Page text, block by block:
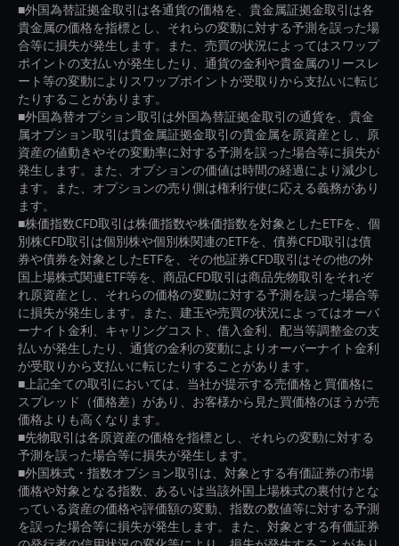
■外国為替証拠金取引は各通貨の価格を、貴金属証拠金取引は各
貴金属の価格を指標とし、それらの変動に対する予測を誤った場
合等に損失が発生します。また、売買の状況によってはスワップ
ポイントの支払いが発生したり、通貨の金利や貴金属のリースレ
ート等の変動によりスワップポイントが受取りから支払いに転じ
たりすることがあります。
■外国為替オプション取引は外国為替証拠金取引の通貨を、貴金
属オプション取引は貴金属証拠金取引の貴金属を原資産とし、原
資産の値動きやその変動率に対する予測を誤った場合等に損失が
発生します。また、オプションの価値は時間の経過により減少し
ます。また、オプションの売り側は権利行使に応える義務があり
ます。
■株価指数CFD取引は株価指数や株価指数を対象としたETFを、個
別株CFD取引は個別株や個別株関連のETFを、債券CFD取引は債
券や債券を対象としたETFを、その他証券CFD取引はその他の外
国上場株式関連ETF等を、商品CFD取引は商品先物取引をそれぞ
れ原資産とし、それらの価格の変動に対する予測を誤った場合等
に損失が発生します。また、建玉や売買の状況によってはオーバ
ーナイト金利、キャリングコスト、借入金利、配当等調整金の支
払いが発生したり、通貨の金利の変動によりオーバーナイト金利
が受取りから支払いに転じたりすることがあります。
■上記全ての取引においては、当社が提示する売価格と買価格に
スプレッド（価格差）があり、お客様から見た買価格のほうが売
価格よりも高くなります。
■先物取引は各原資産の価格を指標とし、それらの変動に対する
予測を誤った場合等に損失が発生します。
■外国株式・指数オプション取引は、対象とする有価証券の市場
価格や対象となる指数、あるいは当該外国上場株式の裏付けとな
っている資産の価格や評価額の変動、指数の数値等に対する予測
を誤った場合等に損失が発生します。また、対象とする有価証券